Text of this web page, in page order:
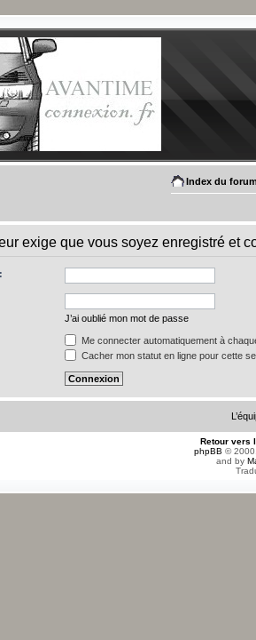
Index du
exige que vous soyez enregistré et
J’ai oublié mon mot de passe
Me connecter automatiquement à
Cacher mon statut en ligne pour cette
Retour vers
phpBB ©
and by